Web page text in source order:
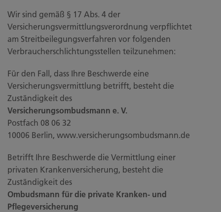
Wir sind gemäß § 17 Abs. 4 der
Versicherungsvermittlungsverordnung verpflichtet
am Streitbeilegungsverfahren vor folgenden
Verbraucherschlichtungsstellen teilzunehmen:
Für den Fall, dass Ihre Beschwerde eine
Versicherungsvermittlung betrifft, besteht die
Zuständigkeit des
Versicherungsombudsmann e. V.
Postfach 08 06 32
10006 Berlin, www.versicherungsombudsmann.de
Betrifft Ihre Beschwerde die Vermittlung einer
privaten Krankenversicherung, besteht die
Zuständigkeit des
Ombudsmann für die private Kranken- und
Pflegeversicherung